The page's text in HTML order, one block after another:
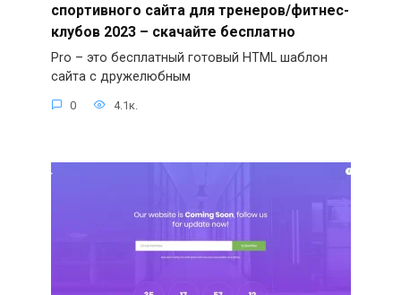
спортивного сайта для тренеров/фитнес-
клубов 2023 – скачайте бесплатно
Pro – это бесплатный готовый HTML шаблон
сайта с дружелюбным
0 4.1к.